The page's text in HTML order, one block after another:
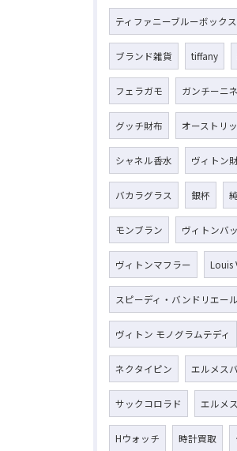
ティファニーブルーボックス
ブランド雑貨 tiffany
フェラガモ ガンチーニ
グッチ財布 オーストリ
シャネル香水 ヴィトン
バカラグラス 銀杯
モンブラン ヴィトンバ
ヴィトンマフラー Louis
スピーディ・バンドリエー
ヴィトン モノグラムテディ
ネクタイピン エルメス
サックコロラド エルメ
Hウォッチ 時計買取